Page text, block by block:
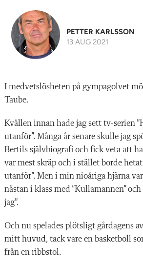
PETTER KARLSSON
13 AUG 2021
I medvetslösheten på gympagolvet
Taube.
Kvällen innan hade jag sett tv-serien
utanför”. Många år senare skulle jag
Bertils självbiografi och fick veta att
var mest skräp och i stället borde
utanför”. Men i min nioåriga hjärna
nästan i klass med ”Kullamannen”
jag”.
Och nu spelades plötsligt gårdagens
mitt huvud, tack vare en basketboll
från en ribbstol.